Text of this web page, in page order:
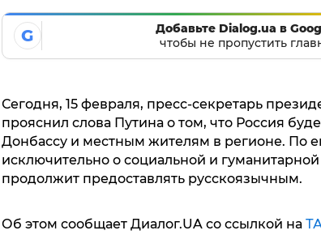
G
Добавьте Dialog.ua в
чтобы не пропустить
Сегодня, 15 февраля, пресс-секретарь
прояснил слова Путина о том, что Россия
Донбассу и местным жителям в регионе. По
исключительно о социальной и
продолжит предоставлять русскоязычным.
Об этом сообщает Диалог.UA со ссылкой на